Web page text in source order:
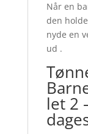
Når en
den
nyde en
ud .
let 2